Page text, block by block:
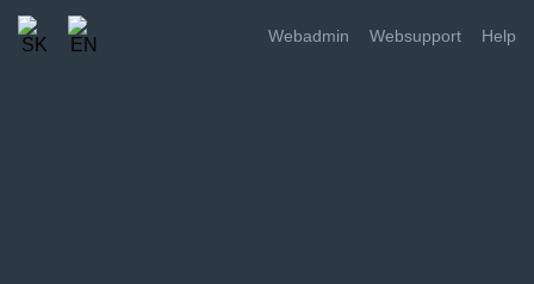
Webadmin Websupport Help